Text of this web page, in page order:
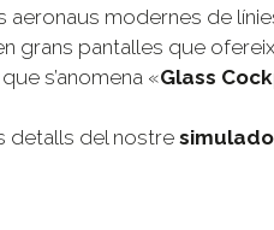
modernes de
grans pantalles que
s’anomena «Glass
detalls del nostre